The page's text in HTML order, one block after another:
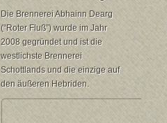
Die Brennerei Abhainn Dearg
(“Roter Fluß”) wurde im Jahr
2008 gegründet und ist die
westlichste Brennerei
Schottlands und die einzige auf
den äußeren Hebriden.